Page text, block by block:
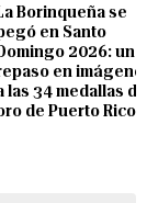
Borinqueña se
en Santo
2026: un
en
las 34 medallas de
de Puerto Rico